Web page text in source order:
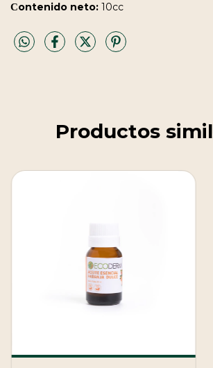
Contenido neto: 10cc
Productos